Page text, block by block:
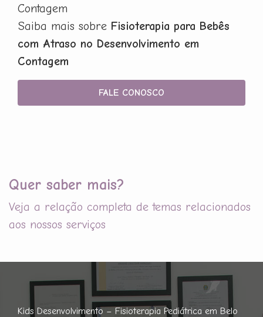
Contagem
Saiba mais sobre Fisioterapia para Bebês
com Atraso no Desenvolvimento em
Contagem
FALE CONOSCO
Quer saber mais?
Veja a relação completa de temas relacionados
aos nossos serviços
Kids Desenvolvimento – Fisioterapia Pediátrica em Belo